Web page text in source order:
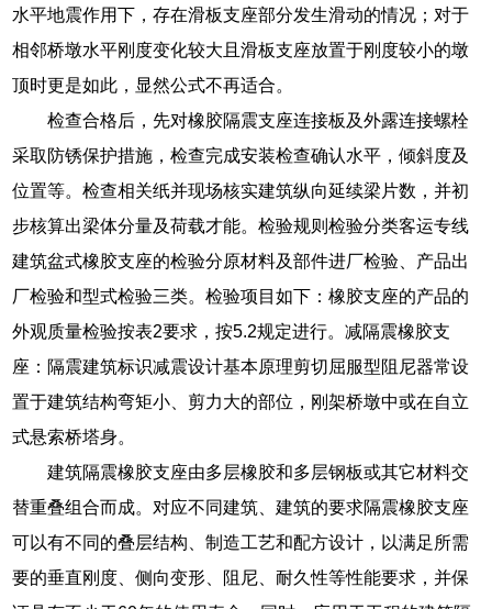
水平地震作用下，存在滑板支座部分发生滑动的情况；对于
相邻桥墩水平刚度变化较大且滑板支座放置于刚度较小的墩
顶时更是如此，显然公式不再适合。
检查合格后，先对橡胶隔震支座连接板及外露连接螺栓
采取防锈保护措施，检查完成安装检查确认水平，倾斜度及
位置等。检查相关纸并现场核实建筑纵向延续梁片数，并初
步核算出梁体分量及荷载才能。检验规则检验分类客运专线
建筑盆式橡胶支座的检验分原材料及部件进厂检验、产品出
厂检验和型式检验三类。检验项目如下：橡胶支座的产品的
外观质量检验按表2要求，按5.2规定进行。减隔震橡胶支
座：隔震建筑标识减震设计基本原理剪切屈服型阻尼器常设
置于建筑结构弯矩小、剪力大的部位，刚架桥墩中或在自立
式悬索桥塔身。
建筑隔震橡胶支座由多层橡胶和多层钢板或其它材料交
替重叠组合而成。对应不同建筑、建筑的要求隔震橡胶支座
可以有不同的叠层结构、制造工艺和配方设计，以满足所需
要的垂直刚度、侧向变形、阻尼、耐久性等性能要求，并保